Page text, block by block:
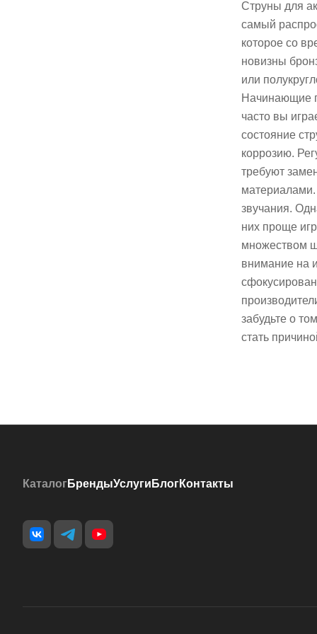
Струны для
самый
которое со
новизны
или
Начинающие
часто вы
состояние
коррозию.
требуют
материалами.
звучания.
них проще
множеством
внимание на
забудьте о
стать
КаталогБрендыУслуги БлогКонтакты